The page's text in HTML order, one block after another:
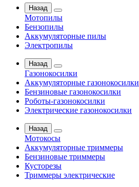
Назад
Мотопилы
Бензопилы
Аккумуляторные пилы
Электропилы
Назад
Газонокосилки
Аккумуляторные газонокосилки
Бензиновые газонокосилки
Роботы-газонокосилки
Электрические газонокосилки
Назад
Мотокосы
Аккумуляторные триммеры
Бензиновые триммеры
Кусторезы
Триммеры электрические